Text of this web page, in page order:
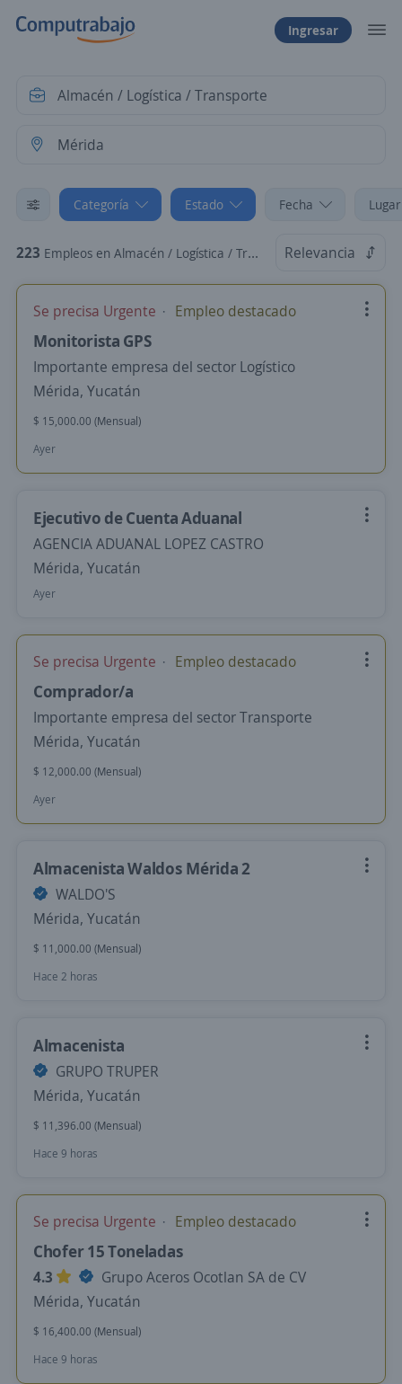
Ingresar
Categoría Estado Fecha
223 Empleos en Almacén / Logística / Transporte en Mérida, Yucatán Relevancia
Se precisa Urgente Empleo destacado
Monitorista GPS
Importante empresa del sector Logístico
Mérida, Yucatán
$ 15,000.00 (Mensual)
Ayer
Ejecutivo de Cuenta Aduanal
AGENCIA ADUANAL LOPEZ CASTRO
Mérida, Yucatán
Ayer
Se precisa Urgente Empleo destacado
Comprador/a
Importante empresa del sector Transporte
Mérida, Yucatán
$ 12,000.00 (Mensual)
Ayer
Almacenista Waldos Mérida 2
WALDO'S
Mérida, Yucatán
$ 11,000.00 (Mensual)
Hace 2 horas
Almacenista
GRUPO TRUPER
Mérida, Yucatán
$ 11,396.00 (Mensual)
Hace 9 horas
Se precisa Urgente Empleo destacado
Chofer 15 Toneladas
4.3
Grupo Aceros Ocotlan SA de CV
Mérida, Yucatán
$ 16,400.00 (Mensual)
Hace 9 horas